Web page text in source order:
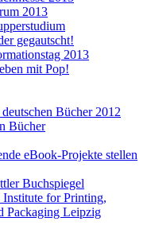
2013
gegautscht!
2013
mit Pop!
Bücher 2012
Bücher
eBook-Projekte stellen
Buchspiegel
Institute for Printing,
Packaging Leipzig